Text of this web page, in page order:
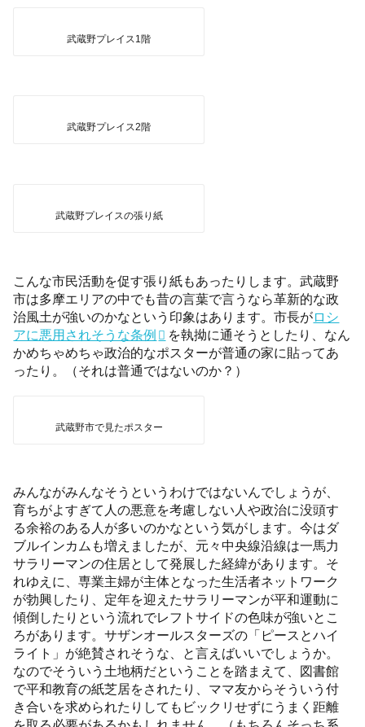
武蔵野プレイス1階
武蔵野プレイス2階
武蔵野プレイスの張り紙
こんな市民活動を促す張り紙もあったりします。武蔵野
市は多摩エリアの中でも昔の言葉で言うなら革新的な政
治風土が強いのかなという印象はあります。市長がロシ
アに悪用されそうな条例
を執拗に通そうとしたり、なん
かめちゃめちゃ政治的なポスターが普通の家に貼ってあ
ったり。（それは普通ではないのか？）
武蔵野市で見たポスター
みんながみんなそうというわけではないんでしょうが、
育ちがよすぎて人の悪意を考慮しない人や政治に没頭す
る余裕のある人が多いのかなという気がします。今はダ
ブルインカムも増えましたが、元々中央線沿線は一馬力
サラリーマンの住居として発展した経緯があります。そ
れゆえに、専業主婦が主体となった生活者ネットワーク
が勃興したり、定年を迎えたサラリーマンが平和運動に
傾倒したりという流れでレフトサイドの色味が強いとこ
ろがあります。サザンオールスターズの「ピースとハイ
ライト」が絶賛されそうな、と言えばいいでしょうか。
なのでそういう土地柄だということを踏まえて、図書館
で平和教育の紙芝居をされたり、ママ友からそういう付
き合いを求められたりしてもビックリせずにうまく距離